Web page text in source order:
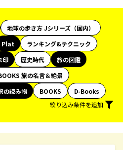
地球の歩き方 Jシリーズ（国内）
Plat
ランキング&テクニック
印 歴史時代
旅の図鑑
旅の名言＆絶景
の読み物 BOOKS
D-Books
絞り込み条件を追加